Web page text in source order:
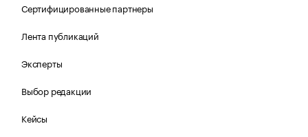
Сертифицированные партнеры
Лента публикаций
Эксперты
Выбор редакции
Кейсы